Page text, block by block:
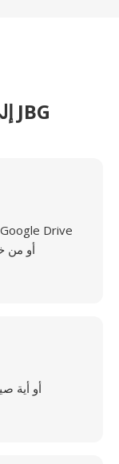
كيفية تحويل DOCM إلى JBG